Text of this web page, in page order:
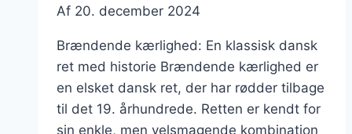
Af 20. december 2024
Brændende kærlighed: En klassisk dansk
ret med historie Brændende kærlighed er
en elsket dansk ret, der har rødder tilbage
til det 19. århundrede. Retten er kendt for
sin enkle, men velsmagende kombination